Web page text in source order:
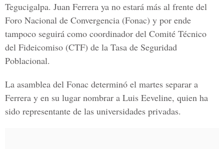
Tegucigalpa. Juan Ferrera ya no estará más al frente del
Foro Nacional de Convergencia (Fonac) y por ende
tampoco seguirá como coordinador del Comité Técnico
del Fideicomiso (CTF) de la Tasa de Seguridad
Poblacional.
La asamblea del Fonac determinó el martes separar a
Ferrera y en su lugar nombrar a Luis Eeveline, quien ha
sido representante de las universidades privadas.